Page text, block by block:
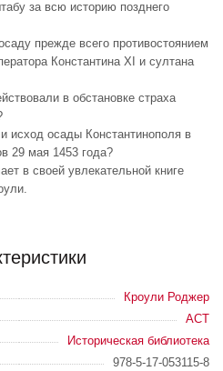
за всю историю позднего
прежде всего противостоянием
Константина XI и султана
в обстановке страха
исход осады Константинополя в
29 мая 1453 года?
в своей увлекательной книге
Кроули Роджер
АСТ
Историческая библиотека
978-5-17-053115-8